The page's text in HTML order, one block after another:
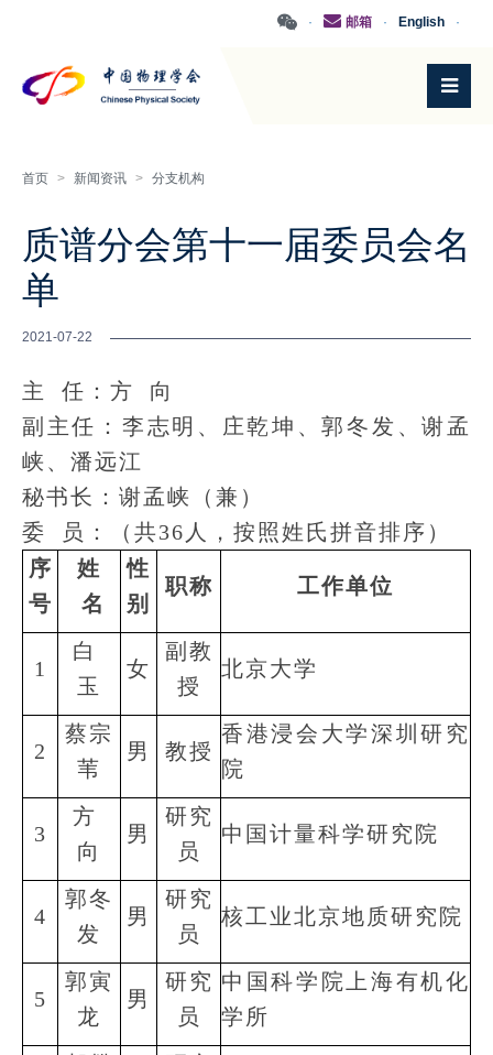
·
English
·
邮箱
·
首页 > 新闻资讯 > 分支机构
质谱分会第十一届委员会名
单
2021-07-22
主 任：方 向
副主任：李志明、庄乾坤、郭冬发、谢孟
峡、潘远江
秘书长：谢孟峡（兼）
委 员：（共36人，按照姓氏拼音排序）
序
号
姓
名
性
别
职称 工作单位
1
白
玉
女
副教
授
北京大学
2
蔡宗
苇
男 教授
香港浸会大学深圳研究
院
3
方
向
男
研究
员
中国计量科学研究院
4
郭冬
发
男
研究
员
核工业北京地质研究院
5
郭寅
龙
男
研究
员
中国科学院上海有机化
学所